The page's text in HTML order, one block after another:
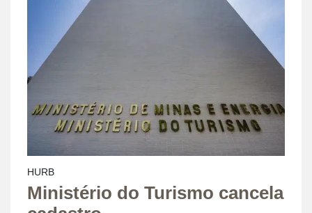
HURB
Ministério do Turismo cancela